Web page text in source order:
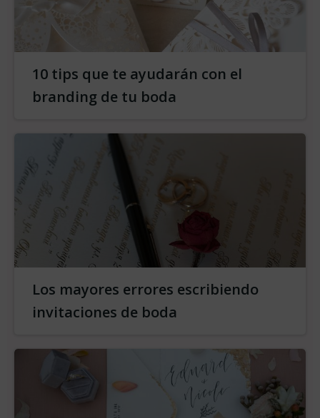
10 tips que te ayudarán con el
branding de tu boda
Los mayores errores escribiendo
invitaciones de boda